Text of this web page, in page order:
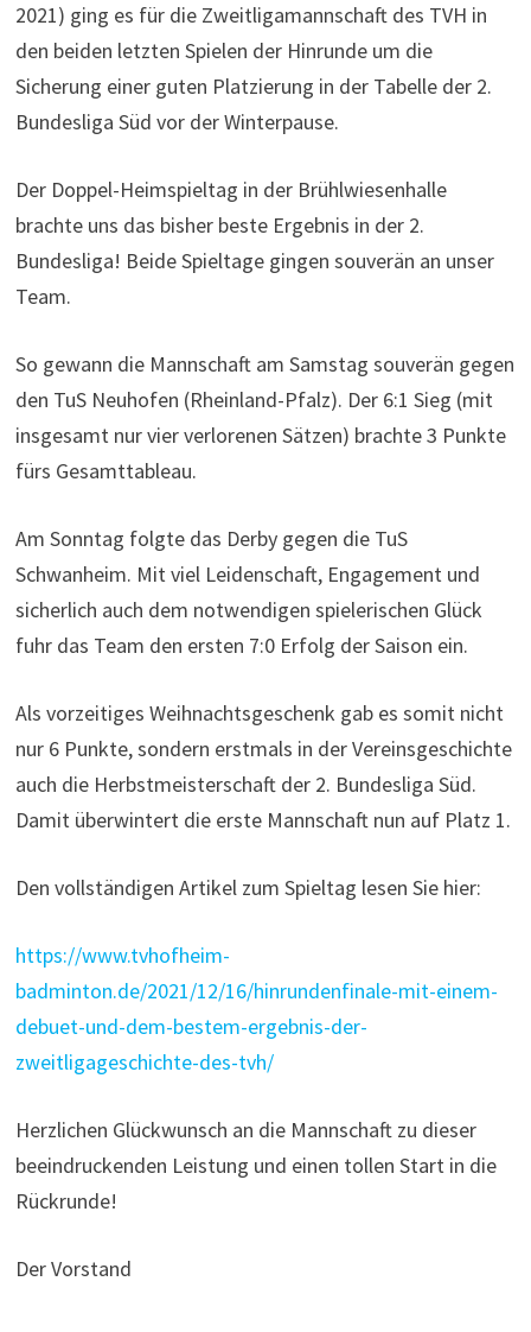
2021) ging es für die Zweitligamannschaft des TVH in
den beiden letzten Spielen der Hinrunde um die
Sicherung einer guten Platzierung in der Tabelle der 2.
Bundesliga Süd vor der Winterpause.
Der Doppel-Heimspieltag in der Brühlwiesenhalle
brachte uns das bisher beste Ergebnis in der 2.
Bundesliga! Beide Spieltage gingen souverän an unser
Team.
So gewann die Mannschaft am Samstag souverän gegen
den TuS Neuhofen (Rheinland-Pfalz). Der 6:1 Sieg (mit
insgesamt nur vier verlorenen Sätzen) brachte 3 Punkte
fürs Gesamttableau.
Am Sonntag folgte das Derby gegen die TuS
Schwanheim. Mit viel Leidenschaft, Engagement und
sicherlich auch dem notwendigen spielerischen Glück
fuhr das Team den ersten 7:0 Erfolg der Saison ein.
Als vorzeitiges Weihnachtsgeschenk gab es somit nicht
nur 6 Punkte, sondern erstmals in der Vereinsgeschichte
auch die Herbstmeisterschaft der 2. Bundesliga Süd.
Damit überwintert die erste Mannschaft nun auf Platz 1.
Den vollständigen Artikel zum Spieltag lesen Sie hier:
https://www.tvhofheim-
badminton.de/2021/12/16/hinrundenfinale-mit-einem-
debuet-und-dem-bestem-ergebnis-der-
zweitligageschichte-des-tvh/
Herzlichen Glückwunsch an die Mannschaft zu dieser
beeindruckenden Leistung und einen tollen Start in die
Rückrunde!
Der Vorstand